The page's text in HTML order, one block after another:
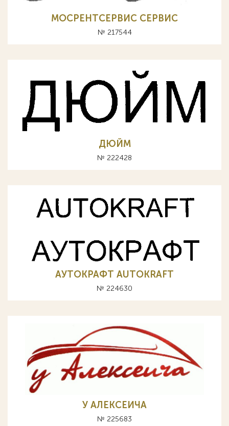
МОСРЕНТСЕРВИС СЕРВИС
№ 217544
ДЮЙМ
№ 222428
АУТОКРАФТ AUTOKRAFT
№ 224630
У АЛЕКСЕИЧА
№ 225683